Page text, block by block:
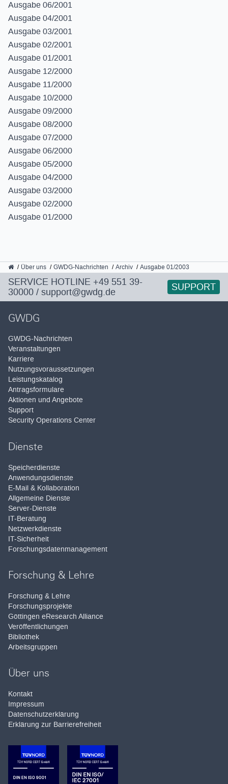
Ausgabe 06/2001
Ausgabe 04/2001
Ausgabe 03/2001
Ausgabe 02/2001
Ausgabe 01/2001
Ausgabe 12/2000
Ausgabe 11/2000
Ausgabe 10/2000
Ausgabe 09/2000
Ausgabe 08/2000
Ausgabe 07/2000
Ausgabe 06/2000
Ausgabe 05/2000
Ausgabe 04/2000
Ausgabe 03/2000
Ausgabe 02/2000
Ausgabe 01/2000
GWDG
Über uns GWDG-Nachrichten Archiv Ausgabe 01/2003
SERVICE HOTLINE +49 551 39-
30000 / support@gwdg.de SUPPORT
GWDG
GWDG-Nachrichten
Veranstaltungen
Karriere
Nutzungsvoraussetzungen
Leistungskatalog
Antragsformulare
Aktionen und Angebote
Support
Security Operations Center
Dienste
Speicherdienste
Anwendungsdienste
E-Mail & Kollaboration
Allgemeine Dienste
Server-Dienste
IT-Beratung
Netzwerkdienste
IT-Sicherheit
Forschungsdatenmanagement
Forschung & Lehre
Forschung & Lehre
Forschungsprojekte
Göttingen eResearch Alliance
Veröffentlichungen
Bibliothek
Arbeitsgruppen
Über uns
Kontakt
Impressum
Datenschutzerklärung
Erklärung zur Barrierefreiheit